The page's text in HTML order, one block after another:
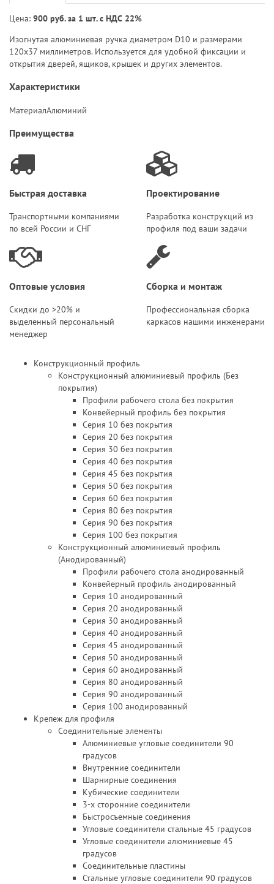
Цена: 900 руб. за 1 шт. с НДС 22%
Изогнутая алюминиевая ручка диаметром D10 и размерами
120x37 миллиметров. Используется для удобной фиксации и
открытия дверей, ящиков, крышек и других элементов.
Характеристики
МатериалАлюминий
Преимущества
Быстрая доставка
Транспортными компаниями
по всей России и СНГ
Проектирование
Разработка конструкций из
профиля под ваши задачи
Оптовые условия
Скидки до >20% и
выделенный персональный
менеджер
Сборка и монтаж
Профессиональная сборка
каркасов нашими инженерами
Конструкционный профиль
Конструкционный алюминиевый профиль (Без
покрытия)
Профили рабочего стола без покрытия
Конвейерный профиль без покрытия
Серия 10 без покрытия
Серия 20 без покрытия
Серия 30 без покрытия
Серия 40 без покрытия
Серия 45 без покрытия
Серия 50 без покрытия
Серия 60 без покрытия
Серия 80 без покрытия
Серия 90 без покрытия
Серия 100 без покрытия
Конструкционный алюминиевый профиль
(Анодированный)
Профили рабочего стола анодированный
Конвейерный профиль анодированный
Серия 10 анодированный
Серия 20 анодированный
Серия 30 анодированный
Серия 40 анодированный
Серия 45 анодированный
Серия 50 анодированный
Серия 60 анодированный
Серия 80 анодированный
Серия 90 анодированный
Серия 100 анодированный
Крепеж для профиля
Соединительные элементы
Алюминиевые угловые соединители 90
градусов
Внутренние соединители
Шарнирные соединения
Кубические соединители
3-х сторонние соединители
Быстросъемные соединения
Угловые соединители стальные 45 градусов
Угловые соединители алюминиевые 45
градусов
Соединительные пластины
Стальные угловые соединители 90 градусов